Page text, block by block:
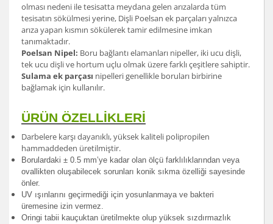
olması nedeni ile tesisatta meydana gelen arızalarda tüm
tesisatın sökülmesi yerine, Dişli Poelsan ek parçaları yalnızca
arıza yapan kısmın sökülerek tamir edilmesine imkan
tanımaktadır.
Poelsan Nipel: Boru bağlantı elamanları nipeller, iki ucu dişli,
tek ucu dişli ve hortum uçlu olmak üzere farklı çeşitlere sahiptir.
Sulama ek parçası nipelleri genellikle boruları birbirine
bağlamak için kullanılır.
ÜRÜN ÖZELLİKLERİ
Darbelere karşı dayanıklı, yüksek kaliteli polipropilen
hammaddeden üretilmiştir.
Borulardaki ± 0.5 mm’ye kadar olan ölçü farklılıklarından veya
ovallikten oluşabilecek sorunları konik sıkma özelliği sayesinde
önler.
UV ışınlarını geçirmediği için yosunlanmaya ve bakteri
üremesine izin vermez.
Oringi tabii kauçuktan üretilmekte olup yüksek sızdırmazlık